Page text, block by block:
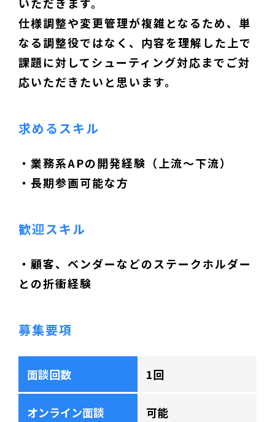
仕様調整や変更管理が複雑となるため、単
なる調整役ではなく、内容を理解した上で
課題に対してシューティング対応までご対
応いただきたいと思います。
求めるスキル
・業務系APの開発経験（上流～下流）
・長期参画可能な方
歓迎スキル
・顧客、ベンダーなどのステークホルダー
との折衝経験
募集要項
面談回数 1回
オンライン面談 可能